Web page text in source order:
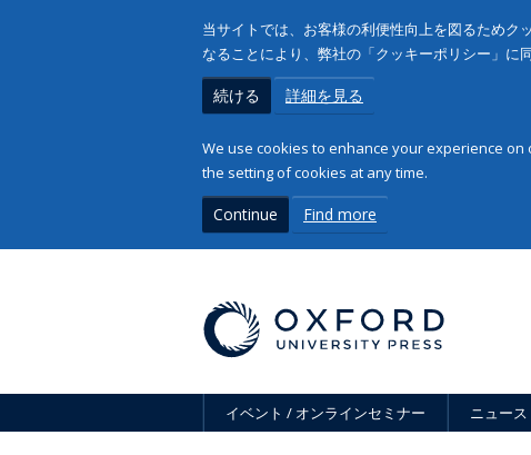
当サイトでは、お客様の利便性向上を図るため
なることにより、弊社の「クッキーポリシー」に
続ける 詳細を見る
We use cookies to enhance your experience
the setting of cookies at any time.
Continue Find more
イベント / オンラインセミナー ニュース